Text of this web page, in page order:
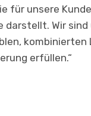
für unsere
darstellt. Wir
kombinierten
erfüllen.“